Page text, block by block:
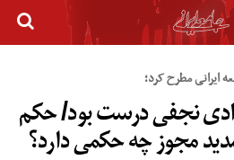
مطرح کرد؛
نجفی درست بود/ حکم
مجوز چه حکمی دارد؟